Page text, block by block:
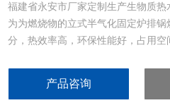
福建省永安市厂家定制生产生物质
为为燃烧物的立式半气化固定炉排
分，热效率高，环保性能好，占用
产品咨询